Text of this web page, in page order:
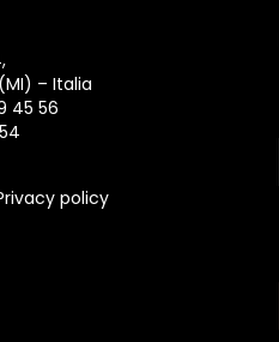
– Italia
45 56
policy